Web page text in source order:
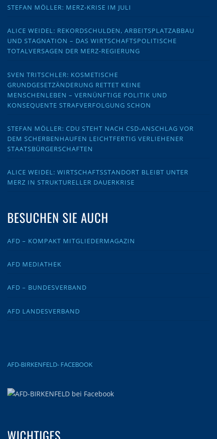
STEFAN MÖLLER: MERZ-KRISE IM JULI
ALICE WEIDEL: REKORDSCHULDEN, ARBEITSPLATZABBAU
UND STAGNATION – DAS WIRTSCHAFTSPOLITISCHE
TOTALVERSAGEN DER MERZ-REGIERUNG
SVEN TRITSCHLER: KOSMETISCHE
GRUNDGESETZÄNDERUNG RETTET KEINE
MENSCHENLEBEN – VERNÜNFTIGE POLITIK UND
KONSEQUENTE STRAFVERFOLGUNG SCHON
STEFAN MÖLLER: CDU STEHT NACH CSD-ANSCHLAG VOR
DEM SCHERBENHAUFEN LEICHTFERTIG VERLIEHENER
STAATSBÜRGERSCHAFTEN
ALICE WEIDEL: WIRTSCHAFTSSTANDORT BLEIBT UNTER
MERZ IN STRUKTURELLER DAUERKRISE
BESUCHEN SIE AUCH
AFD – KOMPAKT MITGLIEDERMAGAZIN
AFD MEDIATHEK
AFD – BUNDESVERBAND
AFD LANDESVERBAND
AFD-BIRKENFELD- FACEBOOK